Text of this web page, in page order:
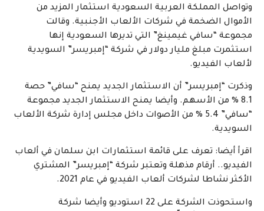
وتواصل المملكة العربية السعودية استثمار المزيد من
الأموال الضخمة في شركات الألعاب الأجنبية. وقالت
مجموعة “سافي غيمينغ” التي تديرها السعودية إنها
استثمرت مبلغ مليار دولار في شركة “إمبريسر” السويدية
لألعاب الفيديو.
وذكرت “إمبريسر” أن الاستثمار الجديد يمنح “سافي” حصة
8.1 % من الأسهم. وأيضا يمنح الاستثمار الجديد مجموعة
“سافي” 5.4 % من الأصوات داخل مجلس إدارة شركة الألعاب
السويدية.
اقرأ أيضا: تعرف على قائمة استثمارات ابن سلمان في ألعاب
الفيديو.. أرقام مذهلة وتعتبر شركة “إمبريسر” المشتري
الأكثر نشاطا لشركات ألعاب الفيديو في عام 2021.
واستحوذت الشركة على 22 استوديو وأيضا شركة